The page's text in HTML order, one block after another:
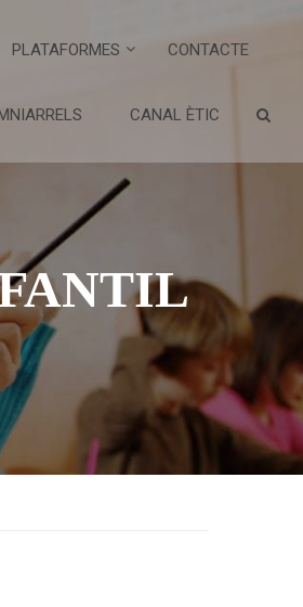
PLATAFORMES CONTACTE
CANAL ÈTIC